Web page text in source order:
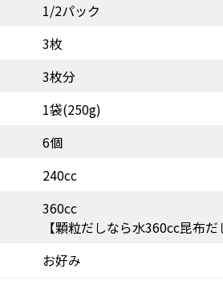
1/2パック
3枚
3枚分
1袋(250g)
6個
240cc
360cc
【顆粒だしなら水360cc昆布だ
お好み